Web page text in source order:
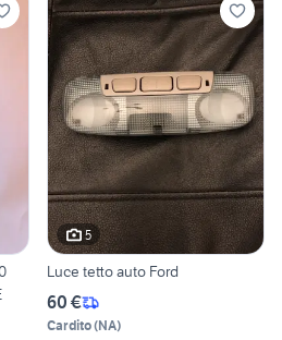
5
Luce tetto auto Ford
60 €
Cardito(NA)